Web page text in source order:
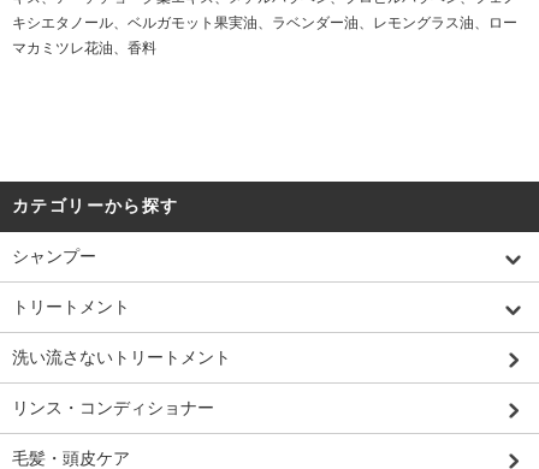
キシエタノール、ベルガモット果実油、ラベンダー油、レモングラス油、ロー
マカミツレ花油、香料
カテゴリーから探す
シャンプー
トリートメント
洗い流さないトリートメント
リンス・コンディショナー
毛髪・頭皮ケア